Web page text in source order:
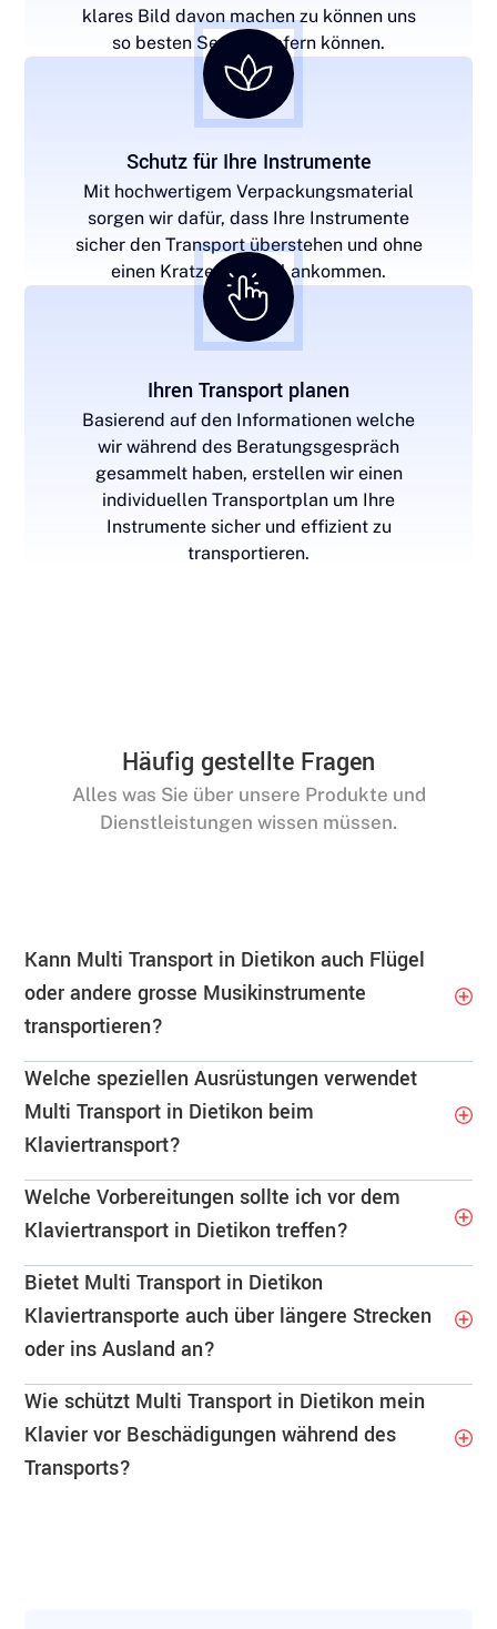
klares Bild davon machen zu können uns
so besten Service liefern können.
Schutz für Ihre Instrumente
Mit hochwertigem Verpackungsmaterial
sorgen wir dafür, dass Ihre Instrumente
sicher den Transport überstehen und ohne
einen Kratzer am Ziel ankommen.
Ihren Transport planen
Basierend auf den Informationen welche
wir während des Beratungsgespräch
gesammelt haben, erstellen wir einen
individuellen Transportplan um Ihre
Instrumente sicher und effizient zu
transportieren.
Häufig gestellte Fragen
Alles was Sie über unsere Produkte und
Dienstleistungen wissen müssen.
Kann Multi Transport in Dietikon auch Flügel
oder andere grosse Musikinstrumente
transportieren?
Welche speziellen Ausrüstungen verwendet
Multi Transport in Dietikon beim
Klaviertransport?
Welche Vorbereitungen sollte ich vor dem
Klaviertransport in Dietikon treffen?
Bietet Multi Transport in Dietikon
Klaviertransporte auch über längere Strecken
oder ins Ausland an?
Wie schützt Multi Transport in Dietikon mein
Klavier vor Beschädigungen während des
Transports?